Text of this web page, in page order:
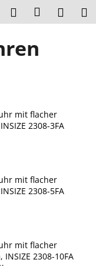
SuchenLogin
mit flacher
2308-3FA
mit flacher
2308-5FA
mit flacher
2308-10FA